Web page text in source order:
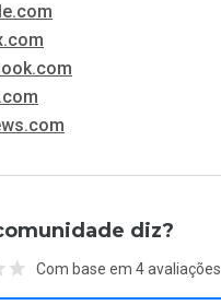
diz?
Com base em 4 avaliações